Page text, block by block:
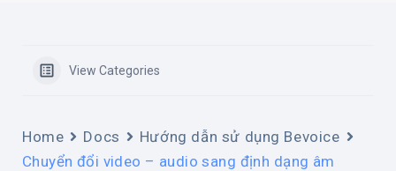
View Categories
Home Docs
Hướng dẫn sử dụng Bevoice
Chuyển đổi video – audio sang định dạng âm